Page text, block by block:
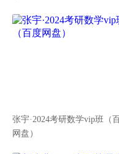
张宇·2024考研数学vip班（
网盘）